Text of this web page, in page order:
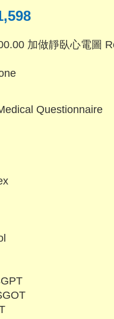
加做靜臥心電圖
Questionnaire